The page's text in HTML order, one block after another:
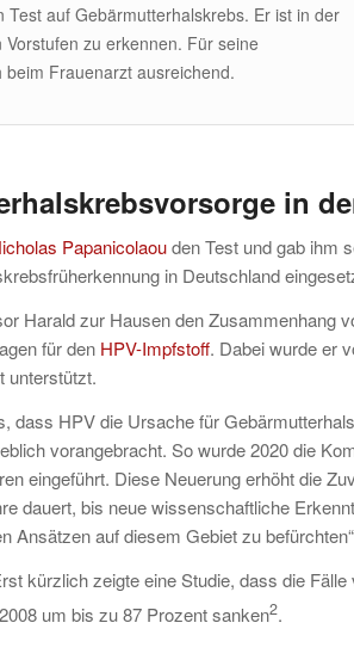
Test auf Gebärmutterhalskrebs. Er ist in der
zu erkennen. Für seine
Frauenarzt ausreichend.
in
Papanicolaouden Test und gab ihm
in Deutschland
Harald zur Hausen den Zusammenhang
für den HPV-Impfstoff. Dabei wurde er
unterstützt.
dass HPV die Ursache für
vorangebracht. So wurde 2020 die
eingeführt. Diese Neuerung erhöht die
dauert, bis neue wissenschaftliche
Ansätzen auf diesem Gebiet zu
kürzlich zeigte eine Studie, dass die
um bis zu 87 Prozent sanken2.